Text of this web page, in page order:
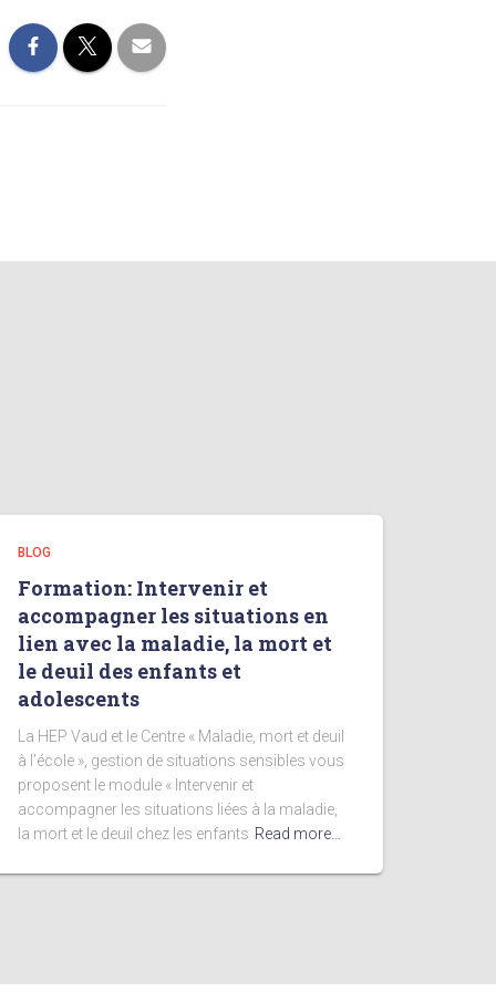
BLOG
Formation: Intervenir et
accompagner les situations en
lien avec la maladie, la mort et
le deuil des enfants et
adolescents
La HEP Vaud et le Centre « Maladie, mort et deuil
à l’école », gestion de situations sensibles vous
proposent le module « Intervenir et
accompagner les situations liées à la maladie,
la mort et le deuil chez les enfants Read more…